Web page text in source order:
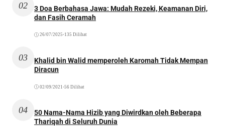
02
3 Doa Berbahasa Jawa: Mudah Rezeki, Keamanan Diri,
dan Fasih Ceramah
26/07/2025 •135 Dilihat
03
Khalid bin Walid memperoleh Karomah Tidak Mempan
Diracun
02/09/2021 •56 Dilihat
04
50 Nama-Nama Hizib yang Diwirdkan oleh Beberapa
Thariqah di Seluruh Dunia